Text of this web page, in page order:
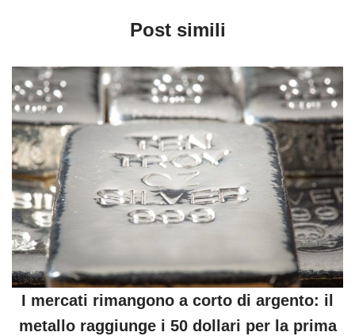
Post simili
I mercati rimangono a corto di argento: il
metallo raggiunge i 50 dollari per la prima